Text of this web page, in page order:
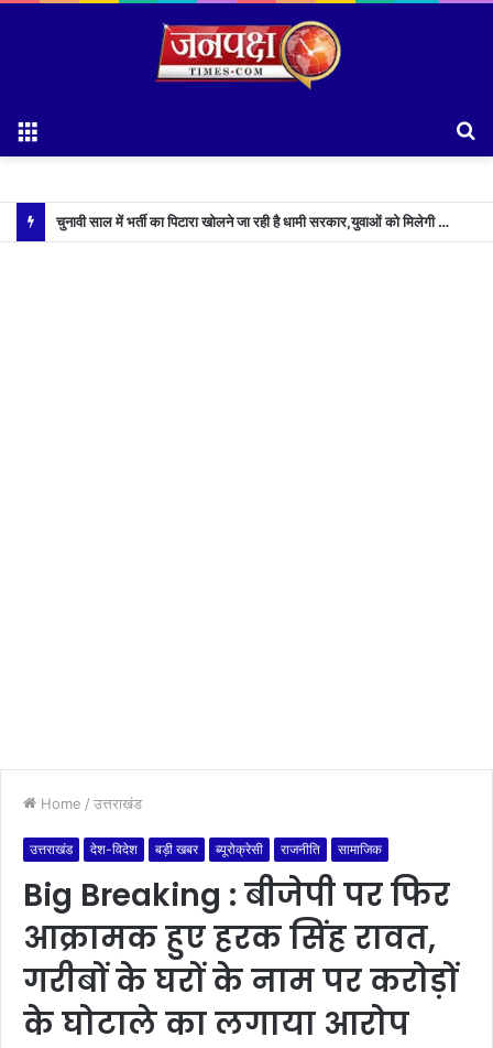
चुनावी साल में भर्ती का पिटारा खोलने जा रही है धामी सरकार,युवाओं को मिलेगी 34 हजार रिकॉर्ड भर्तियों की सौगात
Home / उत्तराखंड
उत्तराखंड देश-विदेश बड़ी खबर ब्यूरोक्रेसी राजनीति सामाजिक
Big Breaking : बीजेपी पर फिर
आक्रामक हुए हरक सिंह रावत,
गरीबों के घरों के नाम पर करोड़ों
के घोटाले का लगाया आरोप